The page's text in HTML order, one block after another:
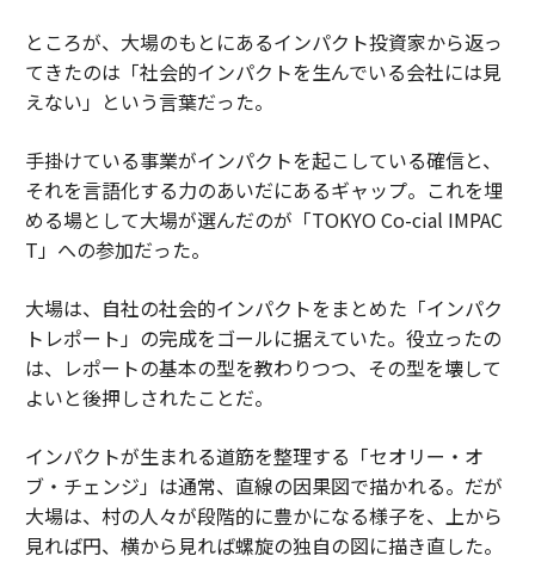
ところが、大場のもとにあるインパクト投資家から返っ
てきたのは「社会的インパクトを生んでいる会社には見
えない」という言葉だった。
手掛けている事業がインパクトを起こしている確信と、
それを言語化する力のあいだにあるギャップ。これを埋
める場として大場が選んだのが「TOKYO Co-cial IMPAC
T」への参加だった。
大場は、自社の社会的インパクトをまとめた「インパク
トレポート」の完成をゴールに据えていた。役立ったの
は、レポートの基本の型を教わりつつ、その型を壊して
よいと後押しされたことだ。
インパクトが生まれる道筋を整理する「セオリー・オ
ブ・チェンジ」は通常、直線の因果図で描かれる。だが
大場は、村の人々が段階的に豊かになる様子を、上から
見れば円、横から見れば螺旋の独自の図に描き直した。